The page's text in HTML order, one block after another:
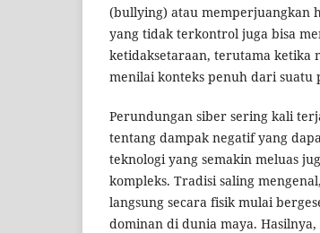
(bullying) atau memperjuangkan
yang tidak terkontrol juga bisa
ketidaksetaraan, terutama ketika
menilai konteks penuh dari suatu
Perundungan siber sering kali
tentang dampak negatif yang
teknologi yang semakin meluas
kompleks. Tradisi saling
langsung secara fisik mulai
dominan di dunia maya.